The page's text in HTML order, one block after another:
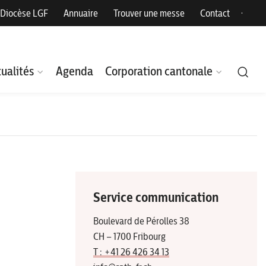
Diocèse LGF Annuaire Trouver une messe Contact
Agenda Corporation cantonale
Service communication
Boulevard de Pérolles 38
CH – 1700 Fribourg
T : +41 26 426 34 13